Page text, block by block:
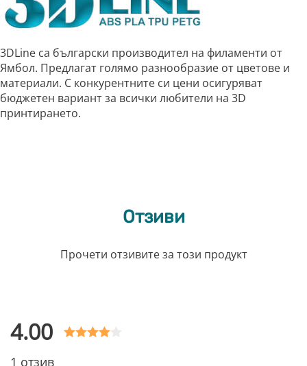
3DLine са български производител на филаменти от
Ямбол. Предлагат голямо разнообразие от цветове и
материали. С конкурентните си цени осигуряват
бюджетен вариант за всички любители на 3D
принтирането.
Отзиви
Прочети отзивите за този продукт
4.00
1 отзив